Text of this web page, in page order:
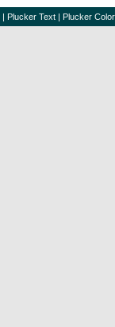
| Plucker Text | Plucker Color